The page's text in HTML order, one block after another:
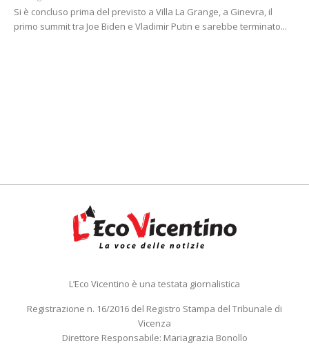
Si è concluso prima del previsto a Villa La Grange, a Ginevra, il
primo summit tra Joe Biden e Vladimir Putin e sarebbe terminato...
L’Eco Vicentino è una testata giornalistica
Registrazione n. 16/2016 del Registro Stampa del Tribunale di
Vicenza
Direttore Responsabile: Mariagrazia Bonollo